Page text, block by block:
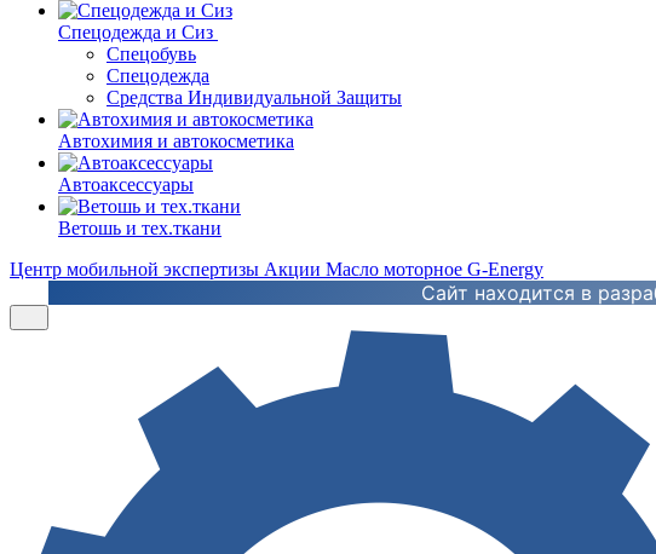
Спецодежда и Сиз
Спецобувь
Спецодежда
Средства Индивидуальной Защиты
Автохимия и автокосметика
Автоаксессуары
Ветошь и тех.ткани
Центр мобильной экспертизы Акции Масло моторное G-Energy
Сайт находится в